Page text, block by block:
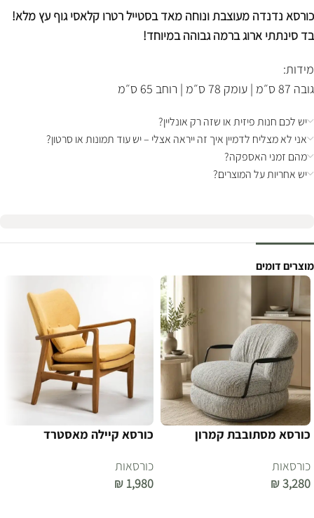
כורסא נדנדה מעוצבת ונוחה מאד בסטייל רטרו קלאסי גוף עץ מלא!
בד סינתתי ארוג ברמה גבוהה במיוחד!
מידות:
גובה 87 ס״מ | עומק 78 ס״מ | רוחב 65 ס״מ
יש לכם חנות פיזית או שזה רק אונליין?
אני לא מצליח לדמיין איך זה ייראה אצלי – יש עוד תמונות או סרטון?
מהם זמני האספקה?
יש אחריות על המוצרים?
מוצרים דומים
כורסא מסתובבת קמרון
כורסאות
₪3,280
כורסא קיילה מאסטרד
כורסאות
₪ 1,980